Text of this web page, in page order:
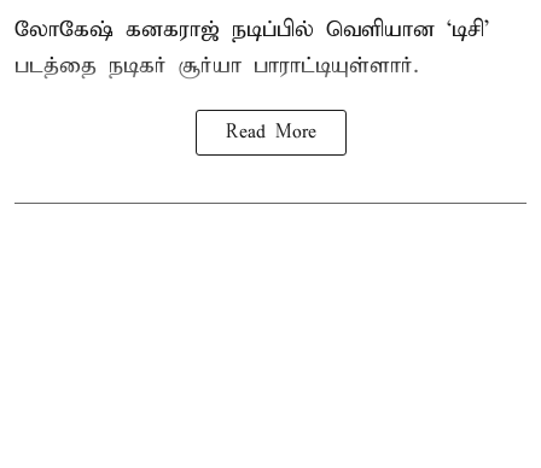
லோகேஷ் கனகராஜ் நடிப்பில் வெளியான ‘டிசி’
படத்தை நடிகர் சூர்யா பாராட்டியுள்ளார்.
Read More